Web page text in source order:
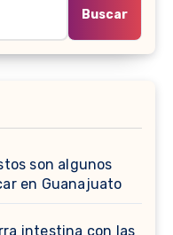
Buscar
son algunos
en Guanajuato
intestina con las